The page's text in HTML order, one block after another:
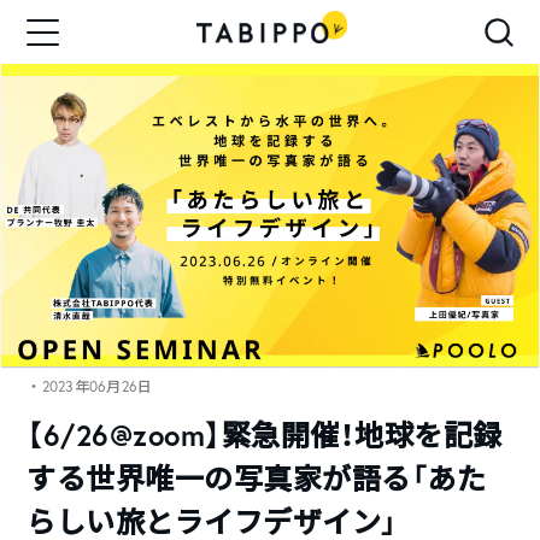
・2023年06月26日
【6/26@zoom】緊急開催！地球を記録
する世界唯一の写真家が語る「あた
らしい旅とライフデザイン」